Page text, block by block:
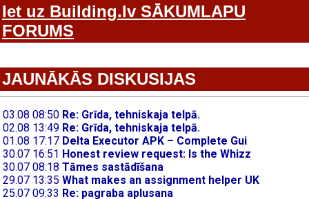
Iet uz Building.lv SĀKUMLAPU
FORUMS
JAUNĀKĀS DISKUSIJAS